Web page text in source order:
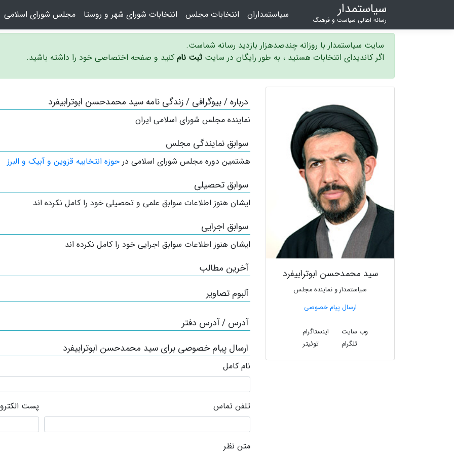
سیاستمدار
رسانه اهالی سیاست و فرهنگ سیاستمداران انتخابات مجلس انتخابات شورای شهر و روستا مجلس شورای اسلامی
سایت سیاستمدار با روزانه چندصدهزار بازدید رسانه شماست.
اگر کاندیدای انتخابات هستید ، به طور رایگان در سایت ثبت نام کنید و صفحه اختصاصی خود را داشته باشید.
سید محمدحسن ابوترابیفرد
سیاستمدار و نماینده مجلس
ارسال پیام خصوصی
وب سایت
اینستاگرام
تلگرام
توئیتر
درباره / بیوگرافی / زندگی نامه سید محمدحسن ابوترابیفرد
نماینده مجلس شورای اسلامی ایران
سوابق نمایندگی مجلس
هشتمین دوره مجلس شورای اسلامی در حوزه انتخابیه قزوین و آبیک و البرز
سوابق تحصیلی
ایشان هنوز اطلاعات سوابق علمی و تحصیلی خود را کامل نکرده اند
سوابق اجرایی
ایشان هنوز اطلاعات سوابق اجرایی خود را کامل نکرده اند
آخرین مطالب
آلبوم تصاویر
آدرس / آدرس دفتر
ارسال پیام خصوصی برای سید محمدحسن ابوترابیفرد
نام کامل
تلفن تماس پست
متن نظر